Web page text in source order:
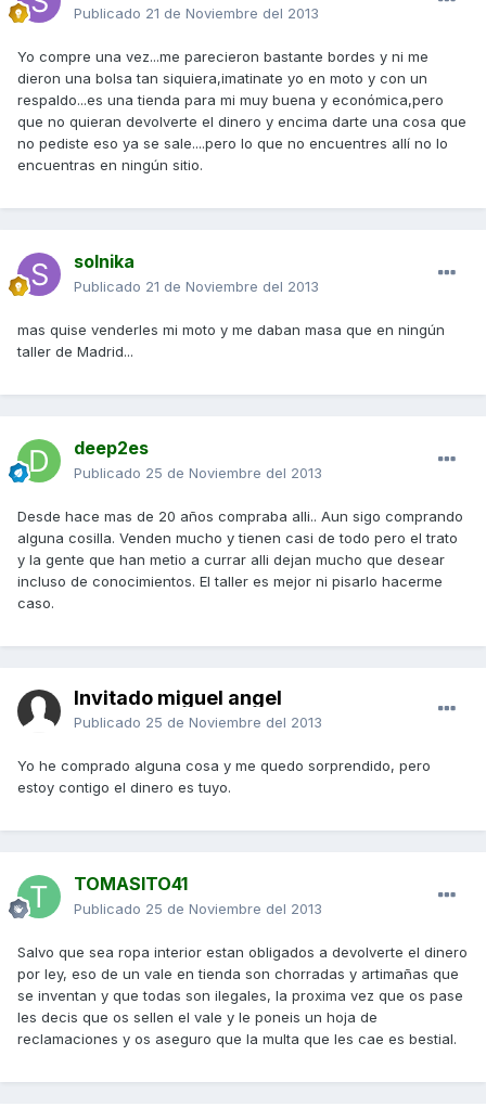
Publicado 21 de Noviembre del 2013
Yo compre una vez...me parecieron bastante bordes y ni me
dieron una bolsa tan siquiera,imatinate yo en moto y con un
respaldo...es una tienda para mi muy buena y económica,pero
que no quieran devolverte el dinero y encima darte una cosa que
no pediste eso ya se sale....pero lo que no encuentres allí no lo
encuentras en ningún sitio.
solnika
Publicado 21 de Noviembre del 2013
mas quise venderles mi moto y me daban masa que en ningún
taller de Madrid...
deep2es
Publicado 25 de Noviembre del 2013
Desde hace mas de 20 años compraba alli.. Aun sigo comprando
alguna cosilla. Venden mucho y tienen casi de todo pero el trato
y la gente que han metio a currar alli dejan mucho que desear
incluso de conocimientos. El taller es mejor ni pisarlo hacerme
caso.
Invitado miguel angel
Publicado 25 de Noviembre del 2013
Yo he comprado alguna cosa y me quedo sorprendido, pero
estoy contigo el dinero es tuyo.
TOMASITO41
Publicado 25 de Noviembre del 2013
Salvo que sea ropa interior estan obligados a devolverte el dinero
por ley, eso de un vale en tienda son chorradas y artimañas que
se inventan y que todas son ilegales, la proxima vez que os pase
les decis que os sellen el vale y le poneis un hoja de
reclamaciones y os aseguro que la multa que les cae es bestial.